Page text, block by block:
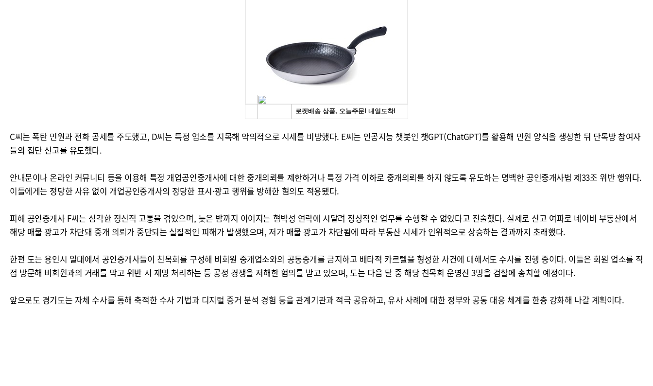
C씨는 폭탄 민원과 전화 공세를 주도했고, D씨는 특정 업소를 지목해 악의적으로 시세를 비방했다. E씨는 인공지능 챗봇인 챗GPT(ChatGPT)를 활용해 민원 양식을 생성한 뒤 단톡방 참여자
들의 집단 신고를 유도했다.
안내문이나 온라인 커뮤니티 등을 이용해 특정 개업공인중개사에 대한 중개의뢰를 제한하거나 특정 가격 이하로 중개의뢰를 하지 않도록 유도하는 명백한 공인중개사법 제33조 위반 행위다.
이들에게는 정당한 사유 없이 개업공인중개사의 정당한 표시·광고 행위를 방해한 혐의도 적용됐다.
피해 공인중개사 F씨는 심각한 정신적 고통을 겪었으며, 늦은 밤까지 이어지는 협박성 연락에 시달려 정상적인 업무를 수행할 수 없었다고 진술했다. 실제로 신고 여파로 네이버 부동산에서
해당 매물 광고가 차단돼 중개 의뢰가 중단되는 실질적인 피해가 발생했으며, 저가 매물 광고가 차단됨에 따라 부동산 시세가 인위적으로 상승하는 결과까지 초래했다.
한편 도는 용인시 일대에서 공인중개사들이 친목회를 구성해 비회원 중개업소와의 공동중개를 금지하고 배타적 카르텔을 형성한 사건에 대해서도 수사를 진행 중이다. 이들은 회원 업소를 직
접 방문해 비회원과의 거래를 막고 위반 시 제명 처리하는 등 공정 경쟁을 저해한 혐의를 받고 있으며, 도는 다음 달 중 해당 친목회 운영진 3명을 검찰에 송치할 예정이다.
앞으로도 경기도는 자체 수사를 통해 축적한 수사 기법과 디지털 증거 분석 경험 등을 관계기관과 적극 공유하고, 유사 사례에 대한 정부와 공동 대응 체계를 한층 강화해 나갈 계획이다.